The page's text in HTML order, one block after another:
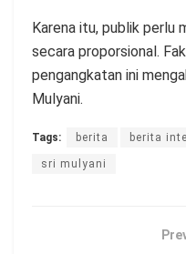
Karena itu, publik perlu
secara proporsional.
pengangkatan ini
Mulyani.
Tags: berita berita
sri mulyani